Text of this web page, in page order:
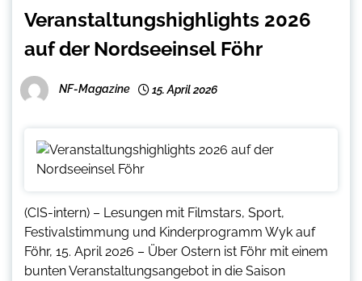
Veranstaltungshighlights 2026
auf der Nordseeinsel Föhr
NF-Magazine 15. April 2026
(CIS-intern) – Lesungen mit Filmstars, Sport,
Festivalstimmung und Kinderprogramm Wyk auf
Föhr, 15. April 2026 – Über Ostern ist Föhr mit einem
bunten Veranstaltungsangebot in die Saison